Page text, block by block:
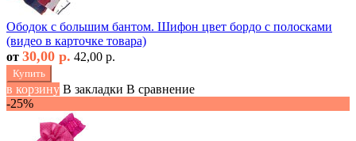
Ободок с большим бантом. Шифон цвет бордо с полосками
(видео в карточке товара)
от 30,00 р. 42,00 р.
Купить
в корзину В закладки В сравнение
-25%